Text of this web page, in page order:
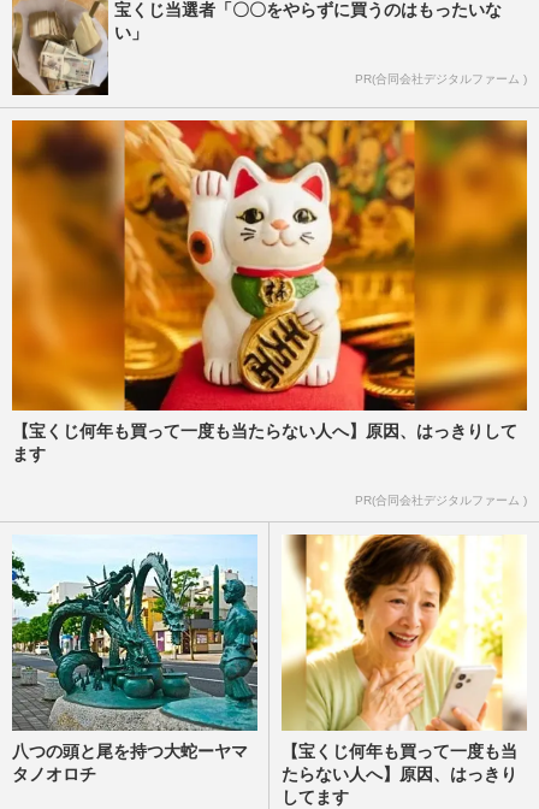
宝くじ当選者「〇〇をやらずに買うのはもったいな
い」
PR(合同会社デジタルファーム )
【宝くじ何年も買って一度も当たらない人へ】原因、はっきりして
ます
PR(合同会社デジタルファーム )
八つの頭と尾を持つ大蛇ーヤマ
タノオロチ
【宝くじ何年も買って一度も当
たらない人へ】原因、はっきり
してます